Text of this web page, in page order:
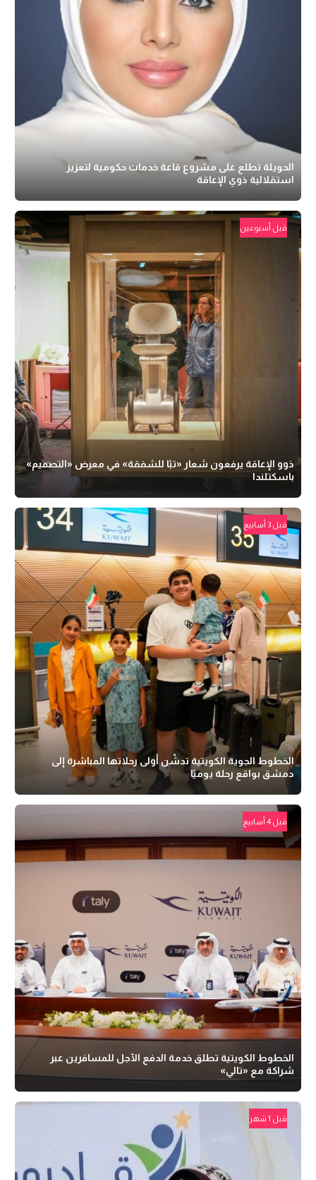
الحويلة تطلع على مشروع قاعة خدمات حكومية لتعزيز
استقلالية ذوي الإعاقة
قبل أسبوعين
ذوو الإعاقة يرفعون شعار «تبًا للشفقة» في معرض «التصميم»
باسكتلندا
قبل 3 أسابيع
الخطوط الجوية الكويتية تدشّن أولى رحلاتها المباشرة إلى
دمشق بواقع رحلة يوميًا
قبل 4 أسابيع
الخطوط الكويتية تطلق خدمة الدفع الآجل للمسافرين عبر
شراكة مع «تالي»
قبل 1 شهر